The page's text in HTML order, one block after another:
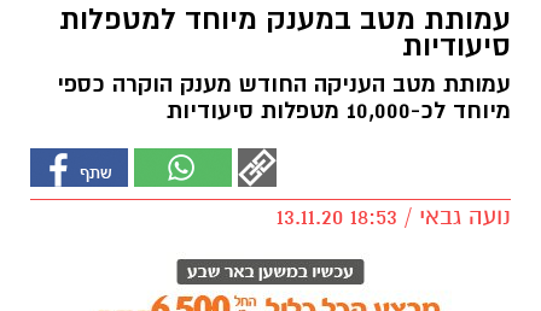
עמותת מטב במענק מיוחד למטפלות
סיעודיות
עמותת מטב העניקה החודש מענק הוקרה כספי
מיוחד לכ-10,000 מטפלות סיעודיות
נועה גבאי / 18:53 13.11.20